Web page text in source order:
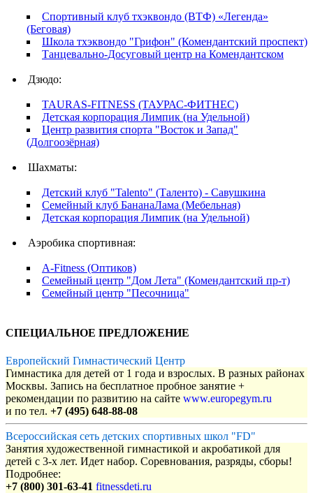
Спортивный клуб тхэквондо (ВТФ) «Легенда»
(Беговая)
Школа тхэквондо "Грифон" (Комендантский проспект)
Танцевально-Досуговый центр на Комендантском
Дзюдо:
TAURAS-FITNESS (ТАУРАС-ФИТНЕС)
Детская корпорация Лимпик (на Удельной)
Центр развития спорта "Восток и Запад"
(Долгоозёрная)
Шахматы:
Детский клуб "Talento" (Таленто) - Савушкина
Семейный клуб БананаЛама (Мебельная)
Детская корпорация Лимпик (на Удельной)
Аэробика спортивная:
A-Fitness (Оптиков)
Семейный центр "Дом Лета" (Комендантский пр-т)
Семейный центр "Песочница"
СПЕЦИАЛЬНОЕ ПРЕДЛОЖЕНИЕ
Европейский Гимнастический Центр
Гимнастика для детей от 1 года и взрослых. В разных районах
Москвы. Запись на бесплатное пробное занятие +
рекомендации по развитию на сайте www.europegym.ru
и по тел. +7 (495) 648-88-08
Всероссийская сеть детских спортивных школ "FD"
Занятия художественной гимнастикой и акробатикой для
детей с 3-х лет. Идет набор. Соревнования, разряды, сборы!
Подробнее:
+7 (800) 301-63-41 fitnessdeti.ru